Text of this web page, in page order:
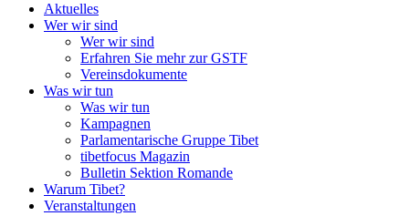
Aktuelles
Wer wir sind
Wer wir sind
Erfahren Sie mehr zur GSTF
Vereinsdokumente
Was wir tun
Was wir tun
Kampagnen
Parlamentarische Gruppe Tibet
tibetfocus Magazin
Bulletin Sektion Romande
Warum Tibet?
Veranstaltungen